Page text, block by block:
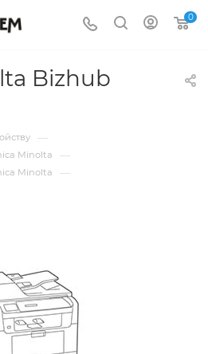
0
Bizhub
—
Minolta —
Minolta —